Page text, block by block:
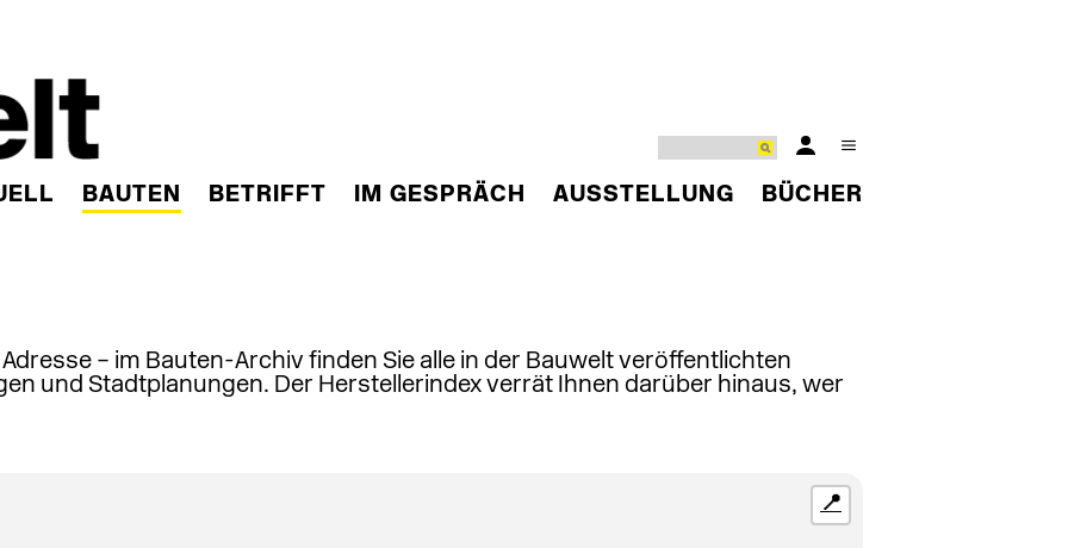
BAUTEN BETRIFFT IM GESPRÄCH AUSSTELLUNG BÜCHER
– im Bauten-Archiv finden Sie alle in der Bauwelt veröffentlichten
und Stadtplanungen. Der Herstellerindex verrät Ihnen darüber hinaus, wer
📍